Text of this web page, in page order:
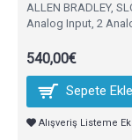
ALLEN BRADLEY,
Analog Input, 2
540,00€
Sepete Ekle
Alışveriş Listeme